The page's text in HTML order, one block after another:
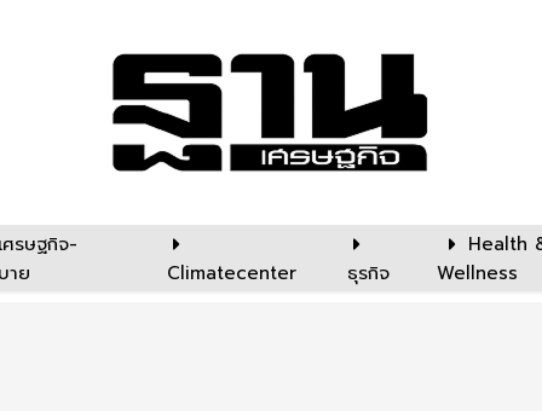
ศรษฐกิจ-
าย
Climatecenter ธุรกิจ
Health
Wellness